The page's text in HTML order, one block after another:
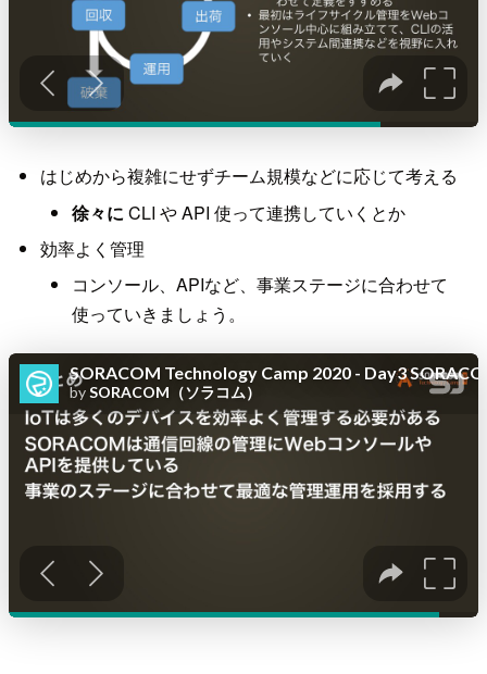
はじめから複雑にせずチーム規模などに応じて考える
徐々に CLI や API 使って連携していくとか
効率よく管理
コンソール、APIなど、事業ステージに合わせて
使っていきましょう。